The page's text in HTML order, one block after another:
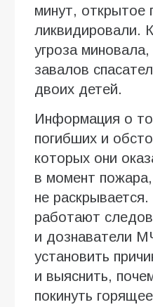
минут, открытое
ликвидировали.
угроза
завалов
двоих детей.
Информация о
погибших и
которых они
в момент
не
работают
и дознаватели
установить
и выяснить,
покинуть